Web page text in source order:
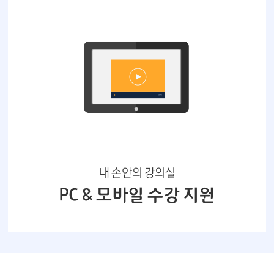
내 손안의 강의실
PC & 모바일 수강 지원